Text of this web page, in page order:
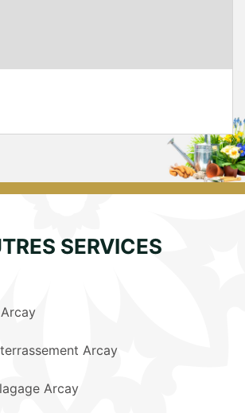
SERVICES
Arcay
Arcay